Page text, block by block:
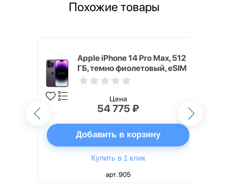
Похожие товары
Apple iPhone 14 Pro Max, 512
ГБ, темно фиолетовый, eSIM
Цена
54 775 ₽
Добавить в корзину
Купить в 1 клик
арт. 905